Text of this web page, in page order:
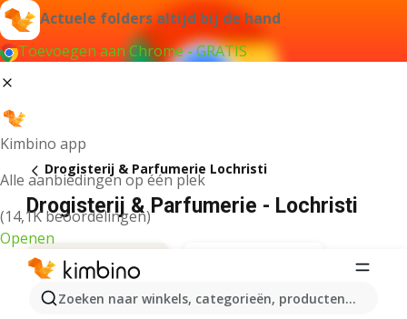
Actuele folders altijd bij de hand
Toevoegen aan Chrome - GRATIS
Kimbino app
Alle aanbiedingen op één plek
(14,1K beoordelingen)
Openen
Zoeken naar winkels, categorieën, producten...
Drogisterij & Parfumerie Lochristi
Drogisterij & Parfumerie - Lochristi